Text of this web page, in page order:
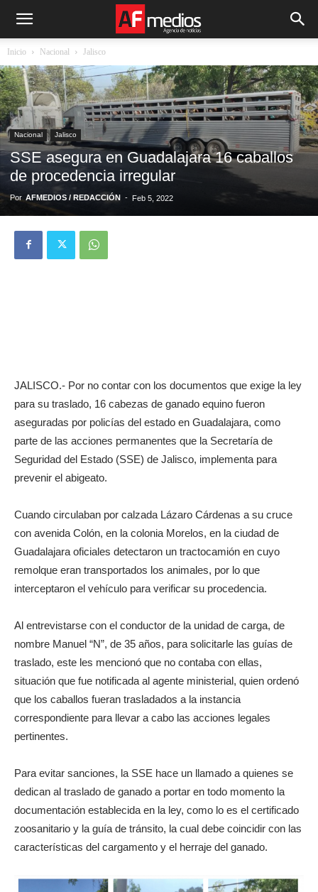
Inicio Nacional Jalisco
Nacional Jalisco
SSE asegura en Guadalajara 16 caballos
de procedencia irregular
Por AFMEDIOS / REDACCIÓN - Feb 5, 2022
JALISCO.- Por no contar con los documentos que exige la ley
para su traslado, 16 cabezas de ganado equino fueron
aseguradas por policías del estado en Guadalajara, como
parte de las acciones permanentes que la Secretaría de
Seguridad del Estado (SSE) de Jalisco, implementa para
prevenir el abigeato.
Cuando circulaban por calzada Lázaro Cárdenas a su cruce
con avenida Colón, en la colonia Morelos, en la ciudad de
Guadalajara oficiales detectaron un tractocamión en cuyo
remolque eran transportados los animales, por lo que
interceptaron el vehículo para verificar su procedencia.
Al entrevistarse con el conductor de la unidad de carga, de
nombre Manuel “N”, de 35 años, para solicitarle las guías de
traslado, este les mencionó que no contaba con ellas,
situación que fue notificada al agente ministerial, quien ordenó
que los caballos fueran trasladados a la instancia
correspondiente para llevar a cabo las acciones legales
pertinentes.
Para evitar sanciones, la SSE hace un llamado a quienes se
dedican al traslado de ganado a portar en todo momento la
documentación establecida en la ley, como lo es el certificado
zoosanitario y la guía de tránsito, la cual debe coincidir con las
características del cargamento y el herraje del ganado.